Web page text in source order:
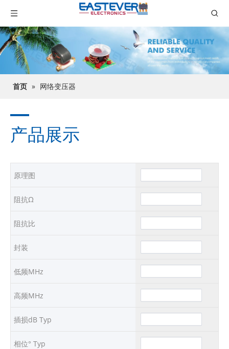
首页 » 网络变压器
产品展示
原理图
阻抗Ω
阻抗比
封装
低频MHz
高频MHz
插损dB Typ
相位° Typ